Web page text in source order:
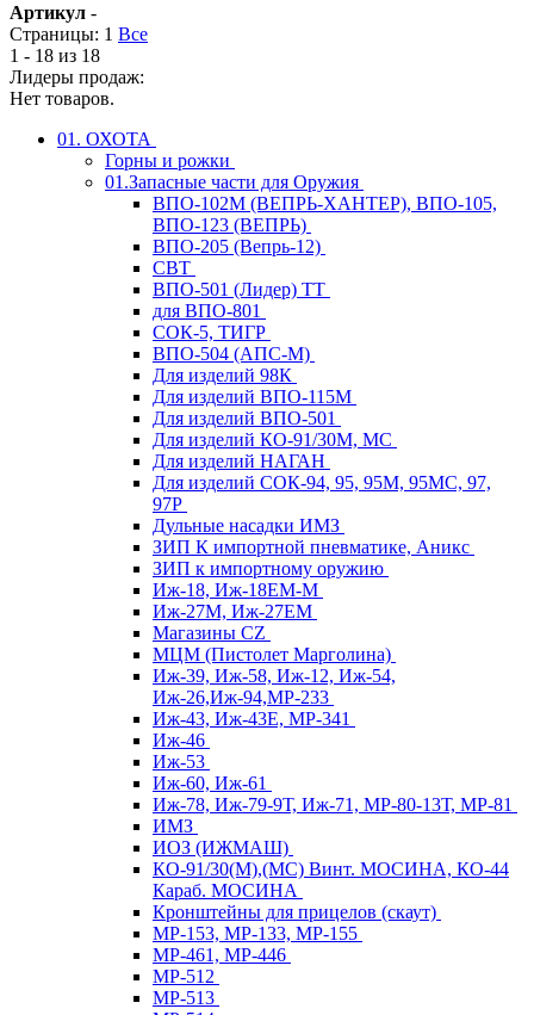
Артикул -
Страницы: 1 Все
1 - 18 из 18
Лидеры продаж:
Нет товаров.
01. ОХОТА
Горны и рожки
01.Запасные части для Оружия
ВПО-102М (ВЕПРЬ-ХАНТЕР), ВПО-105,
ВПО-123 (ВЕПРЬ)
ВПО-205 (Вепрь-12)
СВТ
ВПО-501 (Лидер) ТТ
для ВПО-801
СОК-5, ТИГР
ВПО-504 (АПС-М)
Для изделий 98К
Для изделий ВПО-115М
Для изделий ВПО-501
Для изделий КО-91/30М, МС
Для изделий НАГАН
Для изделий СОК-94, 95, 95М, 95МС, 97,
97Р
Дульные насадки ИМЗ
ЗИП К импортной пневматике, Аникс
ЗИП к импортному оружию
Иж-18, Иж-18ЕМ-М
Иж-27М, Иж-27ЕМ
Магазины CZ
МЦМ (Пистолет Марголина)
Иж-39, Иж-58, Иж-12, Иж-54,
Иж-26,Иж-94,МР-233
Иж-43, Иж-43Е, МР-341
Иж-46
Иж-53
Иж-60, Иж-61
Иж-78, Иж-79-9Т, Иж-71, МР-80-13Т, МР-81
ИМЗ
ИОЗ (ИЖМАШ)
КО-91/30(М),(МС) Винт. МОСИНА, КО-44
Караб. МОСИНА
Кронштейны для прицелов (скаут)
МР-153, МР-133, МР-155
МР-461, МР-446
МР-512
МР-513